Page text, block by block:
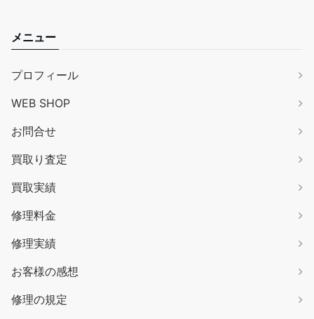
メニュー
プロフィール
WEB SHOP
お問合せ
買取り査定
買取実績
修理料金
修理実績
お客様の感想
修理の規定